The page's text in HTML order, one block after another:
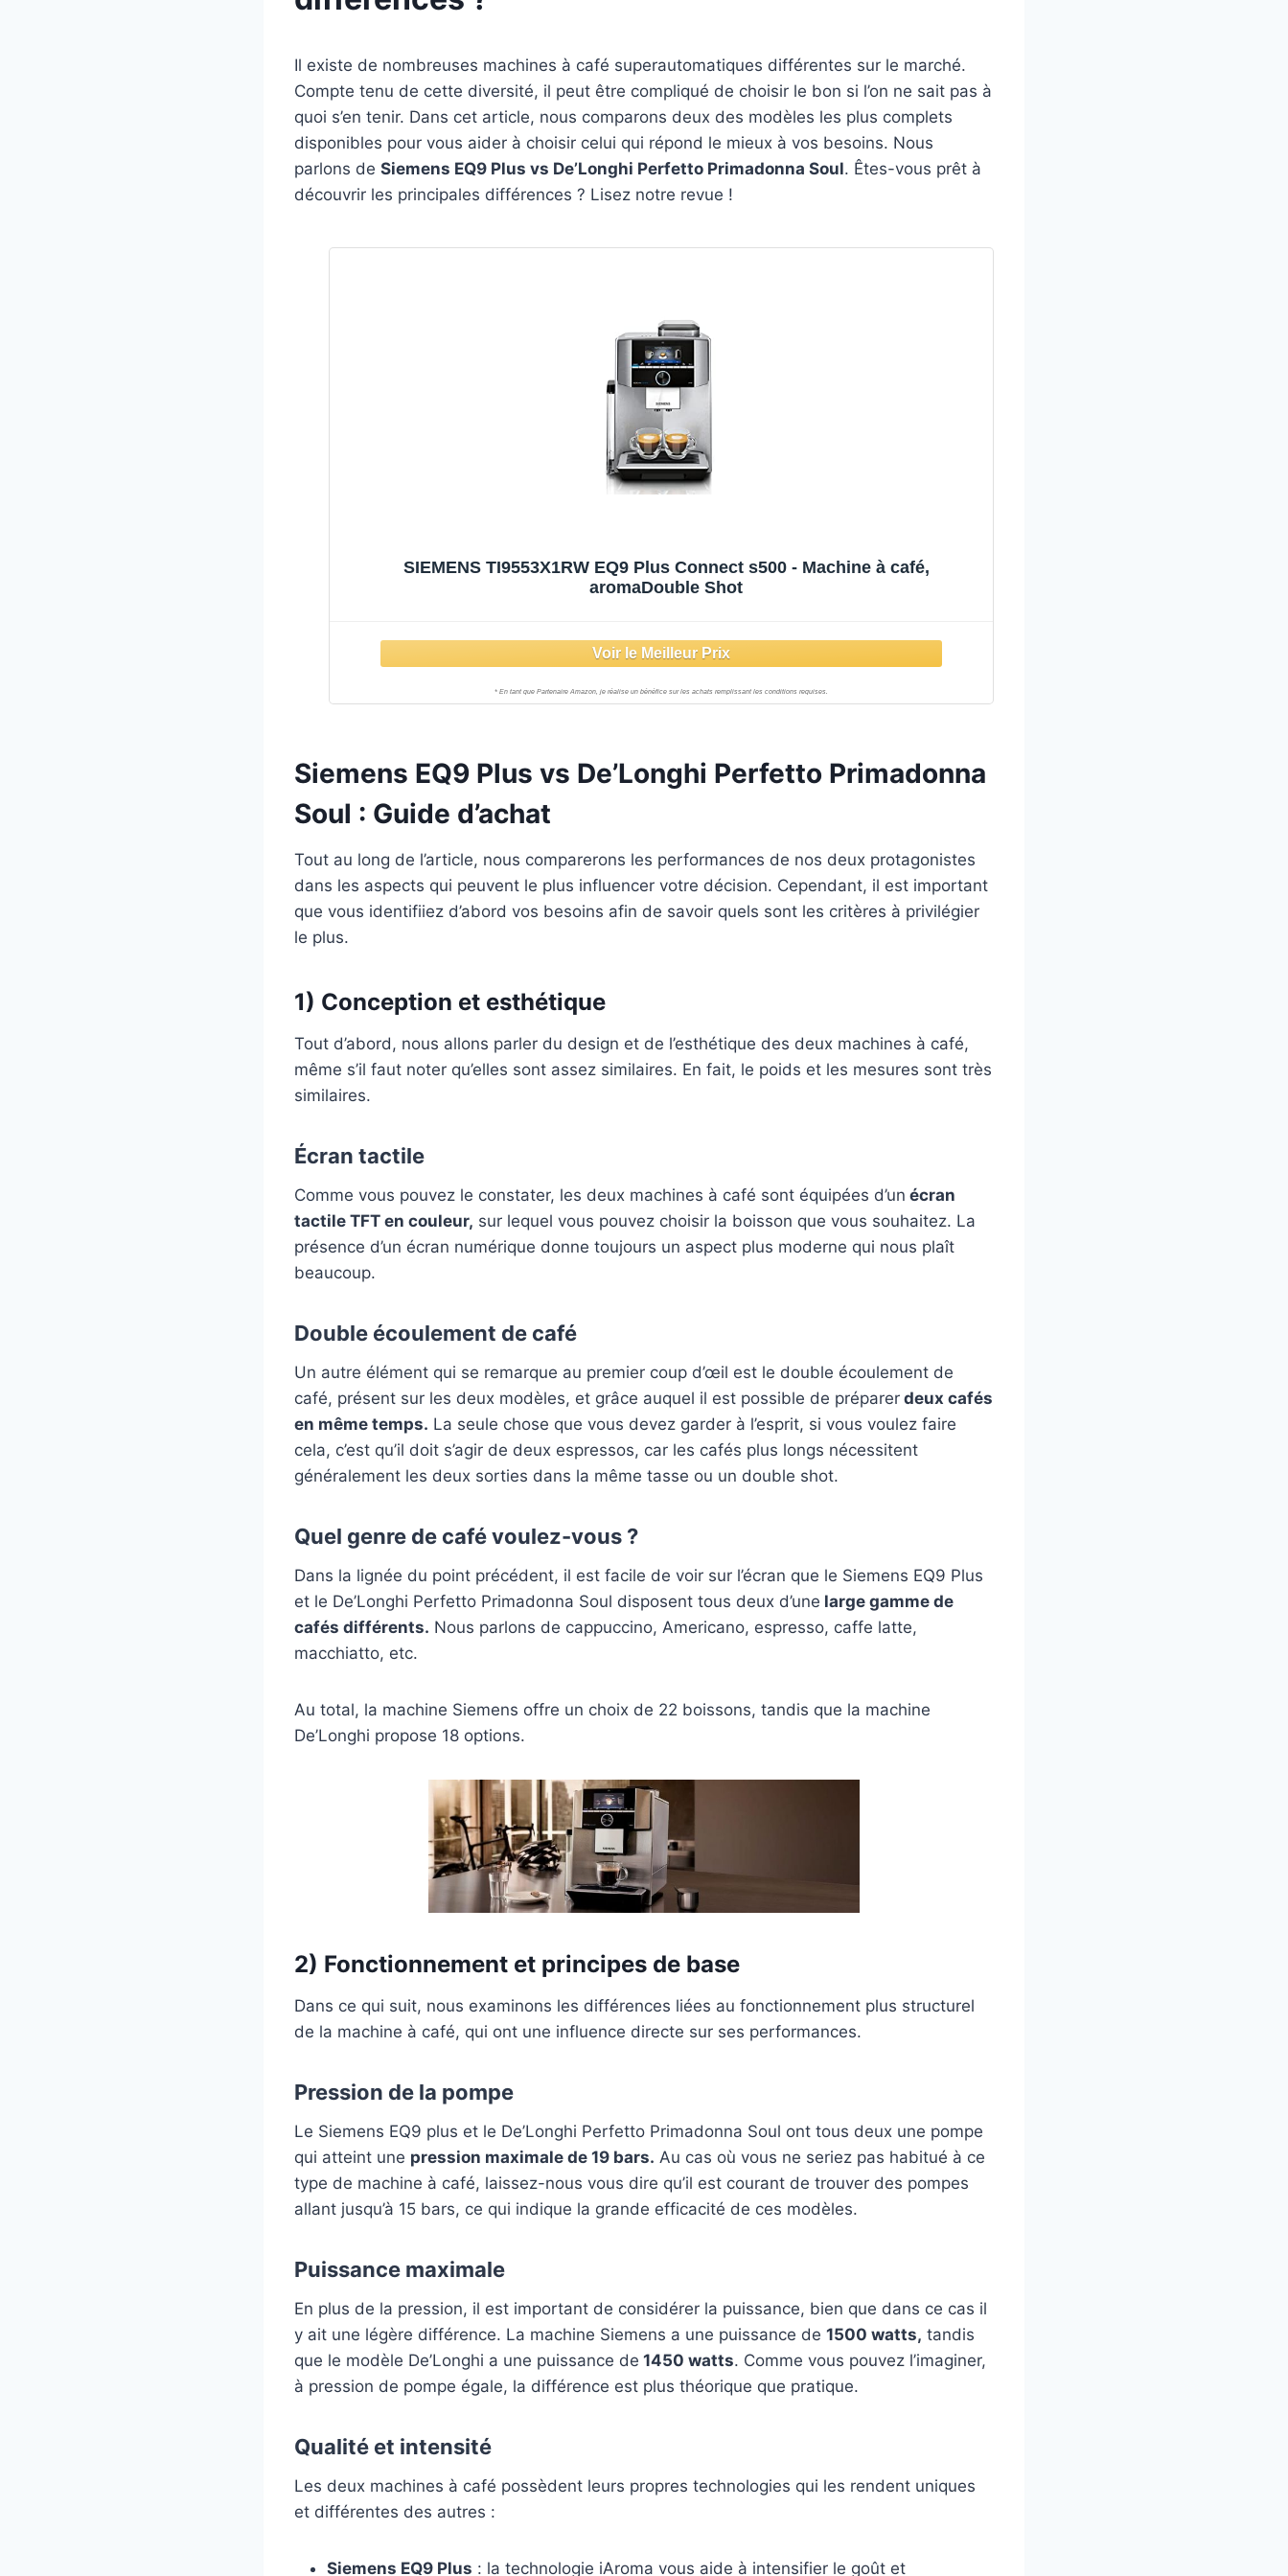
Il existe de nombreuses machines à café superautomatiques différentes sur le marché.
Compte tenu de cette diversité, il peut être compliqué de choisir le bon si l’on ne sait pas à
quoi s’en tenir. Dans cet article, nous comparons deux des modèles les plus complets
disponibles pour vous aider à choisir celui qui répond le mieux à vos besoins. Nous
parlons de Siemens EQ9 Plus vs De’Longhi Perfetto Primadonna Soul. Êtes-vous prêt à
découvrir les principales différences ? Lisez notre revue !
SIEMENS TI9553X1RW EQ9 Plus Connect s500 - Machine à café,
aromaDouble Shot
Siemens EQ9 Plus vs De’Longhi Perfetto Primadonna
Soul : Guide d’achat
Tout au long de l’article, nous comparerons les performances de nos deux protagonistes
dans les aspects qui peuvent le plus influencer votre décision. Cependant, il est important
que vous identifiiez d’abord vos besoins afin de savoir quels sont les critères à privilégier
le plus.
1) Conception et esthétique
Tout d’abord, nous allons parler du design et de l’esthétique des deux machines à café,
même s’il faut noter qu’elles sont assez similaires. En fait, le poids et les mesures sont très
similaires.
Écran tactile
Comme vous pouvez le constater, les deux machines à café sont équipées d’un écran
tactile TFT en couleur, sur lequel vous pouvez choisir la boisson que vous souhaitez. La
présence d’un écran numérique donne toujours un aspect plus moderne qui nous plaît
beaucoup.
Double écoulement de café
Un autre élément qui se remarque au premier coup d’œil est le double écoulement de
café, présent sur les deux modèles, et grâce auquel il est possible de préparer deux cafés
en même temps. La seule chose que vous devez garder à l’esprit, si vous voulez faire
cela, c’est qu’il doit s’agir de deux espressos, car les cafés plus longs nécessitent
généralement les deux sorties dans la même tasse ou un double shot.
Quel genre de café voulez-vous ?
Dans la lignée du point précédent, il est facile de voir sur l’écran que le Siemens EQ9 Plus
et le De’Longhi Perfetto Primadonna Soul disposent tous deux d’une large gamme de
cafés différents. Nous parlons de cappuccino, Americano, espresso, caffe latte,
macchiatto, etc.
Au total, la machine Siemens offre un choix de 22 boissons, tandis que la machine
De’Longhi propose 18 options.
2) Fonctionnement et principes de base
Dans ce qui suit, nous examinons les différences liées au fonctionnement plus structurel
de la machine à café, qui ont une influence directe sur ses performances.
Pression de la pompe
Le Siemens EQ9 plus et le De’Longhi Perfetto Primadonna Soul ont tous deux une pompe
qui atteint une pression maximale de 19 bars. Au cas où vous ne seriez pas habitué à ce
type de machine à café, laissez-nous vous dire qu’il est courant de trouver des pompes
allant jusqu’à 15 bars, ce qui indique la grande efficacité de ces modèles.
Puissance maximale
En plus de la pression, il est important de considérer la puissance, bien que dans ce cas il
y ait une légère différence. La machine Siemens a une puissance de 1500 watts, tandis
que le modèle De’Longhi a une puissance de 1450 watts. Comme vous pouvez l’imaginer,
à pression de pompe égale, la différence est plus théorique que pratique.
Qualité et intensité
Les deux machines à café possèdent leurs propres technologies qui les rendent uniques
et différentes des autres :
Siemens EQ9 Plus : la technologie iAroma vous aide à intensifier le goût et